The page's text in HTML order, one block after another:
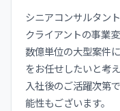
シニアコンサルタン
クライアントの事業
数億単位の大型案件
をお任せしたいと考
入社後のご活躍次第
能性もございます。